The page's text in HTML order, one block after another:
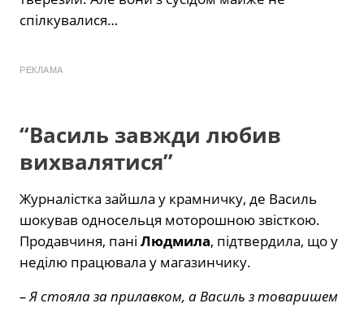
спілкувалися…
РЕКЛАМА
“Василь завжди любив
вихвалятися”
Журналістка зайшла у крамничку, де Василь
шокував односельця моторошною звісткою.
Продавчиня, пані Людмила, підтвердила, що у
неділю працювала у магазинчику.
– Я стояла за прилавком, а Василь з товаришем